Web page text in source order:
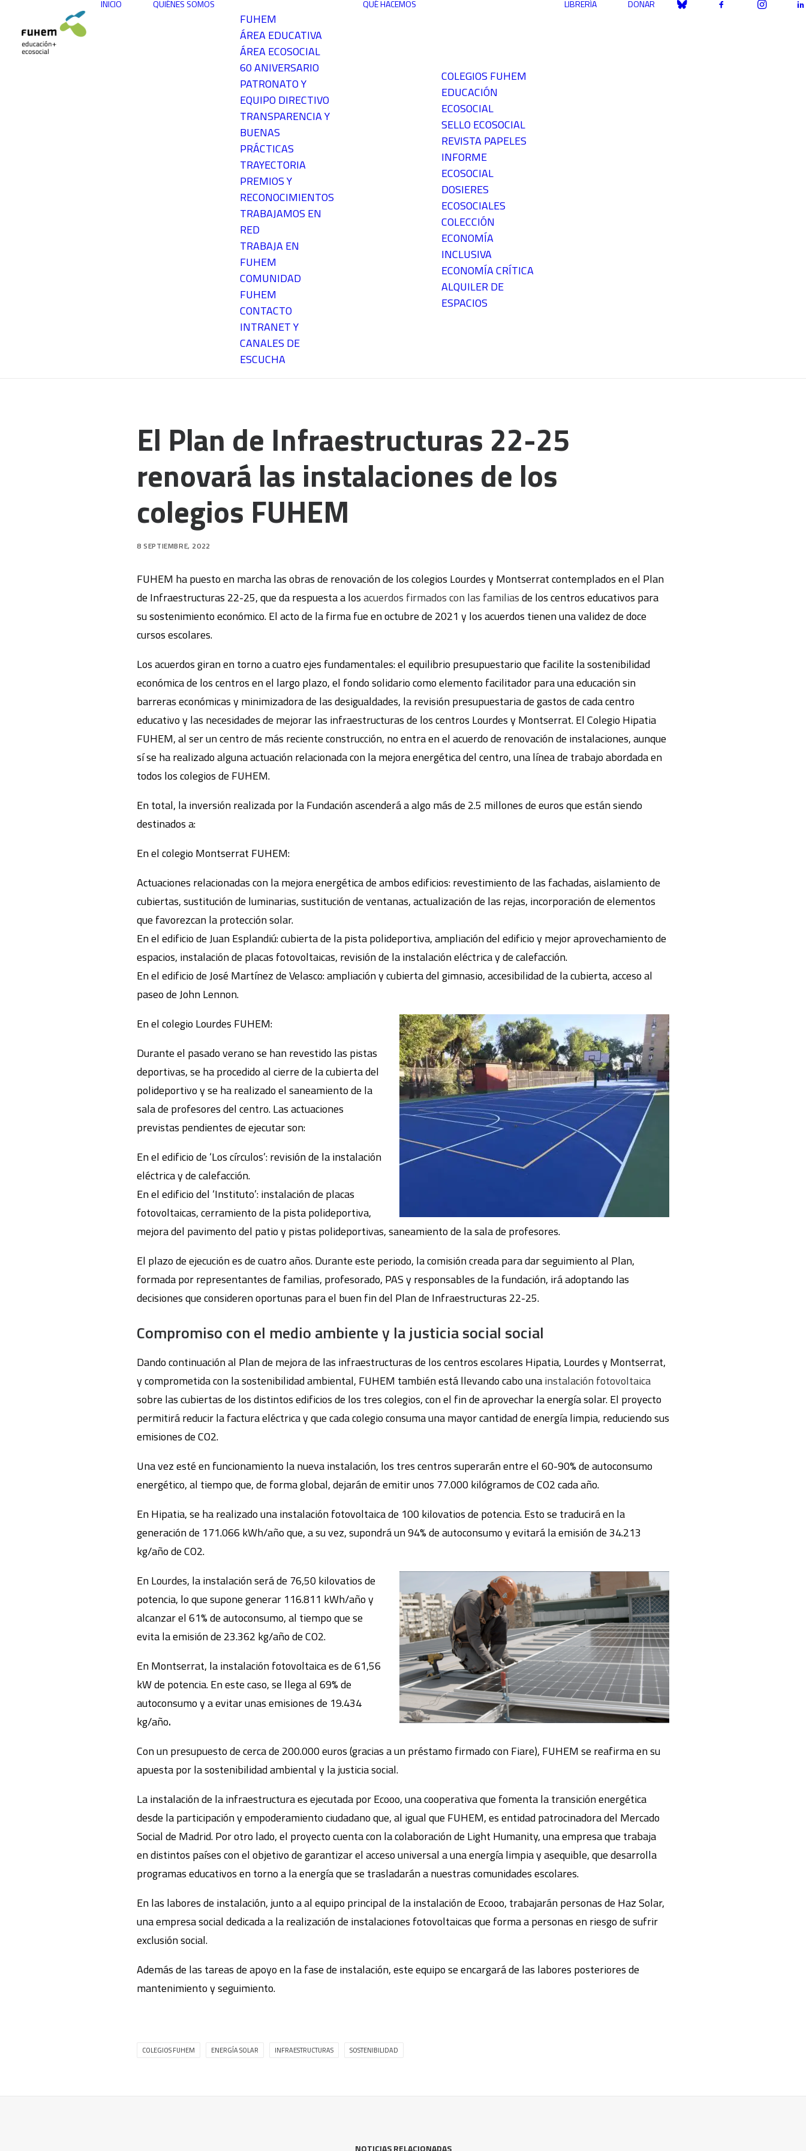
INICIO QUIÉNES SOMOS
FUHEM
ÁREA EDUCATIVA
ÁREA ECOSOCIAL
60 ANIVERSARIO
PATRONATO Y
EQUIPO DIRECTIVO
TRANSPARENCIA Y
BUENAS
PRÁCTICAS
TRAYECTORIA
PREMIOS Y
RECONOCIMIENTOS
TRABAJAMOS EN
RED
TRABAJA EN
FUHEM
COMUNIDAD
FUHEM
CONTACTO
INTRANET Y
CANALES DE
ESCUCHA
QUÉ HACEMOS
COLEGIOS FUHEM
EDUCACIÓN
ECOSOCIAL
SELLO ECOSOCIAL
REVISTA PAPELES
INFORME
ECOSOCIAL
DOSIERES
ECOSOCIALES
COLECCIÓN
ECONOMÍA
INCLUSIVA
ECONOMÍA CRÍTICA
ALQUILER DE
ESPACIOS
LIBRERÍA DONAR
El Plan de Infraestructuras 22-25
renovará las instalaciones de los
colegios FUHEM
8 SEPTIEMBRE, 2022
FUHEM ha puesto en marcha las obras de renovación de los colegios Lourdes y Montserrat contemplados en el Plan
de Infraestructuras 22-25, que da respuesta a losacuerdos firmados con las familiasde los centros educativos para
su sostenimiento económico. El acto de la firma fue en octubre de 2021 y los acuerdos tienen una validez de doce
cursos escolares.
Los acuerdos giran en torno a cuatro ejes fundamentales: el equilibrio presupuestario que facilite la sostenibilidad
económica de los centros en el largo plazo, el fondo solidario como elemento facilitador para una educación sin
barreras económicas y minimizadora de las desigualdades, la revisión presupuestaria de gastos de cada centro
educativo y las necesidades de mejorar las infraestructuras de los centros Lourdes y Montserrat. El Colegio Hipatia
FUHEM, al ser un centro de más reciente construcción, no entra en el acuerdo de renovación de instalaciones, aunque
sí se ha realizado alguna actuación relacionada con la mejora energética del centro, una línea de trabajo abordada en
todos los colegios de FUHEM.
En total, la inversión realizada por la Fundación ascenderá a algo más de 2.5 millones de euros que están siendo
destinados a:
En el colegio Montserrat FUHEM:
Actuaciones relacionadas con la mejora energética de ambos edificios: revestimiento de las fachadas, aislamiento de
cubiertas, sustitución de luminarias, sustitución de ventanas, actualización de las rejas, incorporación de elementos
que favorezcan la protección solar.
En el edificio de Juan Esplandiú: cubierta de la pista polideportiva, ampliación del edificio y mejor aprovechamiento de
espacios, instalación de placas fotovoltaicas, revisión de la instalación eléctrica y de calefacción.
En el edificio de José Martínez de Velasco: ampliación y cubierta del gimnasio, accesibilidad de la cubierta, acceso al
paseo de John Lennon.
En el colegio Lourdes FUHEM:
Durante el pasado verano se han revestido las pistas
deportivas, se ha procedido al cierre de la cubierta del
polideportivo y se ha realizado el saneamiento de la
sala de profesores del centro. Las actuaciones
previstas pendientes de ejecutar son:
En el edificio de ‘Los círculos’: revisión de la instalación
eléctrica y de calefacción.
En el edificio del ‘Instituto’: instalación de placas
fotovoltaicas, cerramiento de la pista polideportiva,
mejora del pavimento del patio y pistas polideportivas, saneamiento de la sala de profesores.
El plazo de ejecución es de cuatro años. Durante este periodo, la comisión creada para dar seguimiento al Plan,
formada por representantes de familias, profesorado, PAS y responsables de la fundación, irá adoptando las
decisiones que consideren oportunas para el buen fin del Plan de Infraestructuras 22-25.
Compromiso con el medio ambiente y la justicia social social
Dando continuación al Plan de mejora de las infraestructuras de los centros escolares Hipatia, Lourdes y Montserrat,
y comprometida con la sostenibilidad ambiental, FUHEM también está llevando cabo unainstalación fotovoltaica
sobre las cubiertas de los distintos edificios de los tres colegios, con el fin de aprovechar la energía solar. El proyecto
permitirá reducir la factura eléctrica y que cada colegio consuma una mayor cantidad de energía limpia, reduciendo sus
emisiones de CO2.
Una vez esté en funcionamiento la nueva instalación, los tres centros superarán entre el 60-90% de autoconsumo
energético, al tiempo que, de forma global, dejarán de emitir unos 77.000 kilógramos de CO2 cada año.
En Hipatia, se ha realizado una instalación fotovoltaica de 100 kilovatios de potencia. Esto se traducirá en la
generación de 171.066 kWh/año que, a su vez, supondrá un 94% de autoconsumo y evitará la emisión de 34.213
kg/año de CO2.
En Lourdes, la instalación será de 76,50 kilovatios de
potencia, lo que supone generar 116.811 kWh/año y
alcanzar el 61% de autoconsumo, al tiempo que se
evita la emisión de 23.362 kg/año de CO2.
En Montserrat, la instalación fotovoltaica es de 61,56
kW de potencia. En este caso, se llega al 69% de
autoconsumo y a evitar unas emisiones de 19.434
kg/año.
Con un presupuesto de cerca de 200.000 euros (gracias a un préstamo firmado con Fiare), FUHEM se reafirma en su
apuesta por la sostenibilidad ambiental y la justicia social.
La instalación de la infraestructura es ejecutada por Ecooo, una cooperativa que fomenta la transición energética
desde la participación y empoderamiento ciudadano que, al igual que FUHEM, es entidad patrocinadora del Mercado
Social de Madrid. Por otro lado, el proyecto cuenta con la colaboración de Light Humanity, una empresa que trabaja
en distintos países con el objetivo de garantizar el acceso universal a una energía limpia y asequible, que desarrolla
programas educativos en torno a la energía que se trasladarán a nuestras comunidades escolares.
En las labores de instalación, junto a al equipo principal de la instalación de Ecooo, trabajarán personas de Haz Solar,
una empresa social dedicada a la realización de instalaciones fotovoltaicas que forma a personas en riesgo de sufrir
exclusión social.
Además de las tareas de apoyo en la fase de instalación, este equipo se encargará de las labores posteriores de
mantenimiento y seguimiento.
COLEGIOS FUHEM ENERGÍA SOLAR INFRAESTRUCTURAS SOSTENIBILIDAD
NOTICIAS RELACIONADAS